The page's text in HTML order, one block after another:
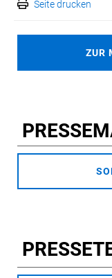
Seite drucken
ZUR